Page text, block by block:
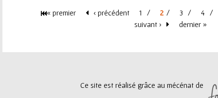
« premier ‹ précédent 1 2 3
4
suivant ›
dernier »
Ce site est réalisé grâce au mécénat de